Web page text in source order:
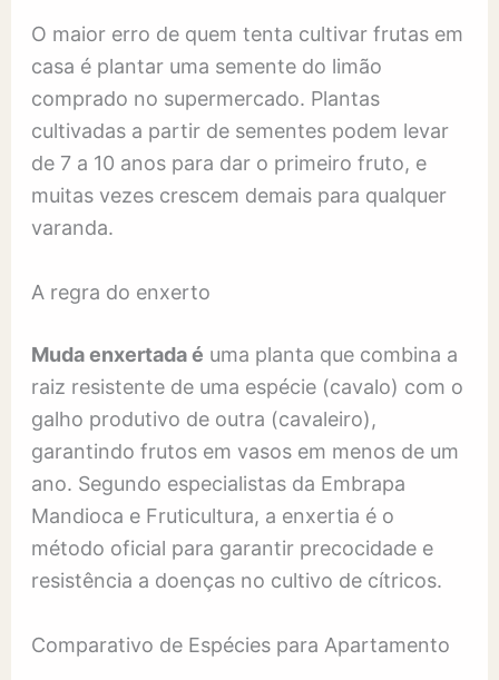
O maior erro de quem tenta cultivar frutas em
casa é plantar uma semente do limão
comprado no supermercado. Plantas
cultivadas a partir de sementes podem levar
de 7 a 10 anos para dar o primeiro fruto, e
muitas vezes crescem demais para qualquer
varanda.
A regra do enxerto
Muda enxertada é uma planta que combina a
raiz resistente de uma espécie (cavalo) com o
galho produtivo de outra (cavaleiro),
garantindo frutos em vasos em menos de um
ano. Segundo especialistas da Embrapa
Mandioca e Fruticultura, a enxertia é o
método oficial para garantir precocidade e
resistência a doenças no cultivo de cítricos.
Comparativo de Espécies para Apartamento